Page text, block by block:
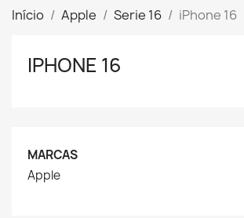
Início Apple Serie 16 iPhone 16
IPHONE 16
MARCAS
Apple